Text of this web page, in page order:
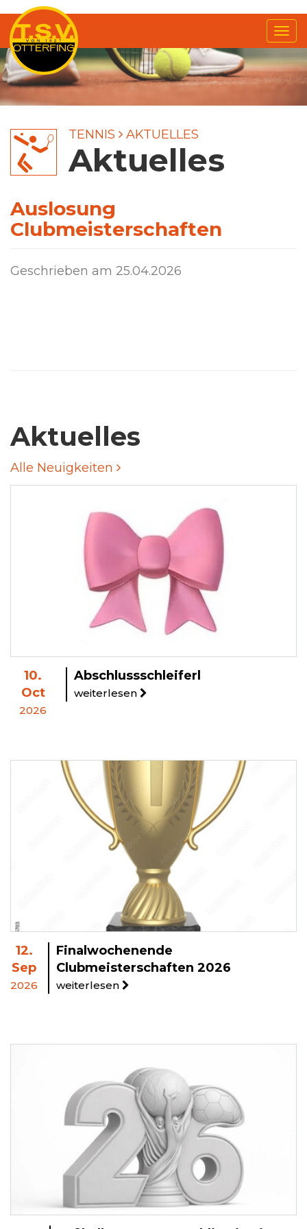
TENNIS AKTUELLES
Aktuelles
Auslosung
Clubmeisterschaften
Geschrieben am 25.04.2026
Aktuelles
Alle Neuigkeiten
10.
Oct
2026
Abschlussschleiferl
weiterlesen
12.
Sep
2026
Finalwochenende
Clubmeisterschaften 2026
weiterlesen